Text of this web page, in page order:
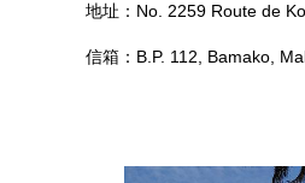
地址：No. 2259 Route de
信箱：B.P. 112, Bamako,